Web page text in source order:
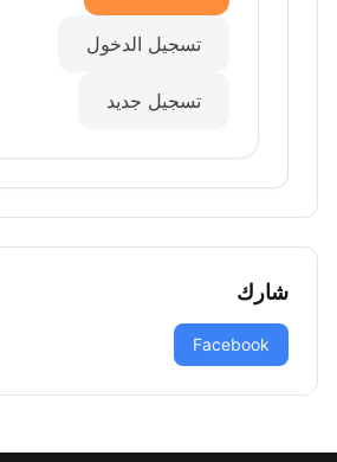
تسجيل الدخول
تسجيل جديد
شارك
Facebook